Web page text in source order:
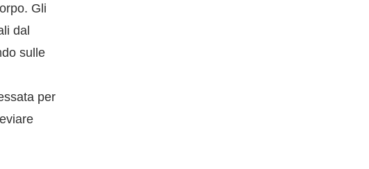
Gli
dal
sulle
per